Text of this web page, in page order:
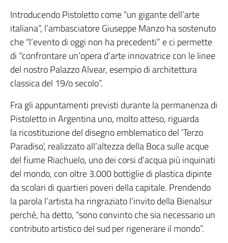
Introducendo Pistoletto come “un gigante dell’arte
italiana”, l’ambasciatore Giuseppe Manzo ha sostenuto
che “l’evento di oggi non ha precedenti” e ci permette
di “confrontare un’opera d’arte innovatrice con le linee
del nostro Palazzo Alvear, esempio di architettura
classica del 19/o secolo”.
Fra gli appuntamenti previsti durante la permanenza di
Pistoletto in Argentina uno, molto atteso, riguarda
la ricostituzione del disegno emblematico del ‘Terzo
Paradiso’, realizzato all’altezza della Boca sulle acque
del fiume Riachuelo, uno dei corsi d’acqua più inquinati
del mondo, con oltre 3.000 bottiglie di plastica dipinte
da scolari di quartieri poveri della capitale. Prendendo
la parola l’artista ha ringraziato l’invito della Bienalsur
perché, ha detto, “sono convinto che sia necessario un
contributo artistico del sud per rigenerare il mondo”.